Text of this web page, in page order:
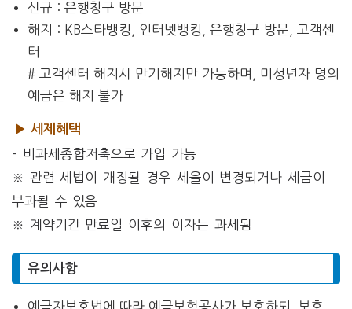
신규 : 은행창구 방문
해지 : KB스타뱅킹, 인터넷뱅킹, 은행창구 방문, 고객센
터
# 고객센터 해지시 만기해지만 가능하며, 미성년자 명의
예금은 해지 불가
▶ 세제혜택
– 비과세종합저축으로 가입 가능
※ 관련 세법이 개정될 경우 세율이 변경되거나 세금이
부과될 수 있음
※ 계약기간 만료일 이후의 이자는 과세됨
유의사항
예금자보호법에 따라 예금보험공사가 보호하되, 보호